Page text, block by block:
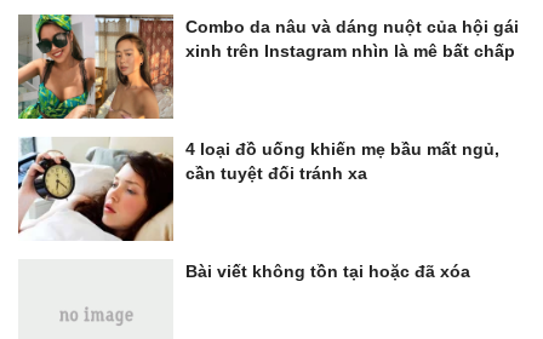
Combo da nâu và dáng nuột của hội gái
xinh trên Instagram nhìn là mê bất chấp
4 loại đồ uống khiến mẹ bầu mất ngủ,
cần tuyệt đối tránh xa
Bài viết không tồn tại hoặc đã xóa